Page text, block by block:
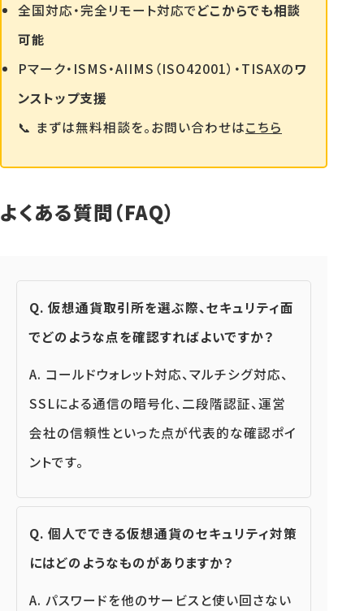
全国対応・完全リモート対応でどこからでも相談
可能
Pマーク・ISMS・AIIMS（ISO42001）・TISAXのワ
ンストップ支援
📞 まずは無料相談を。お問い合わせはこちら
よくある質問（FAQ）
Q. 仮想通貨取引所を選ぶ際、セキュリティ面
でどのような点を確認すればよいですか？
A. コールドウォレット対応、マルチシグ対応、
SSLによる通信の暗号化、二段階認証、運営
会社の信頼性といった点が代表的な確認ポイ
ントです。
Q. 個人でできる仮想通貨のセキュリティ対策
にはどのようなものがありますか？
A. パスワードを他のサービスと使い回さない